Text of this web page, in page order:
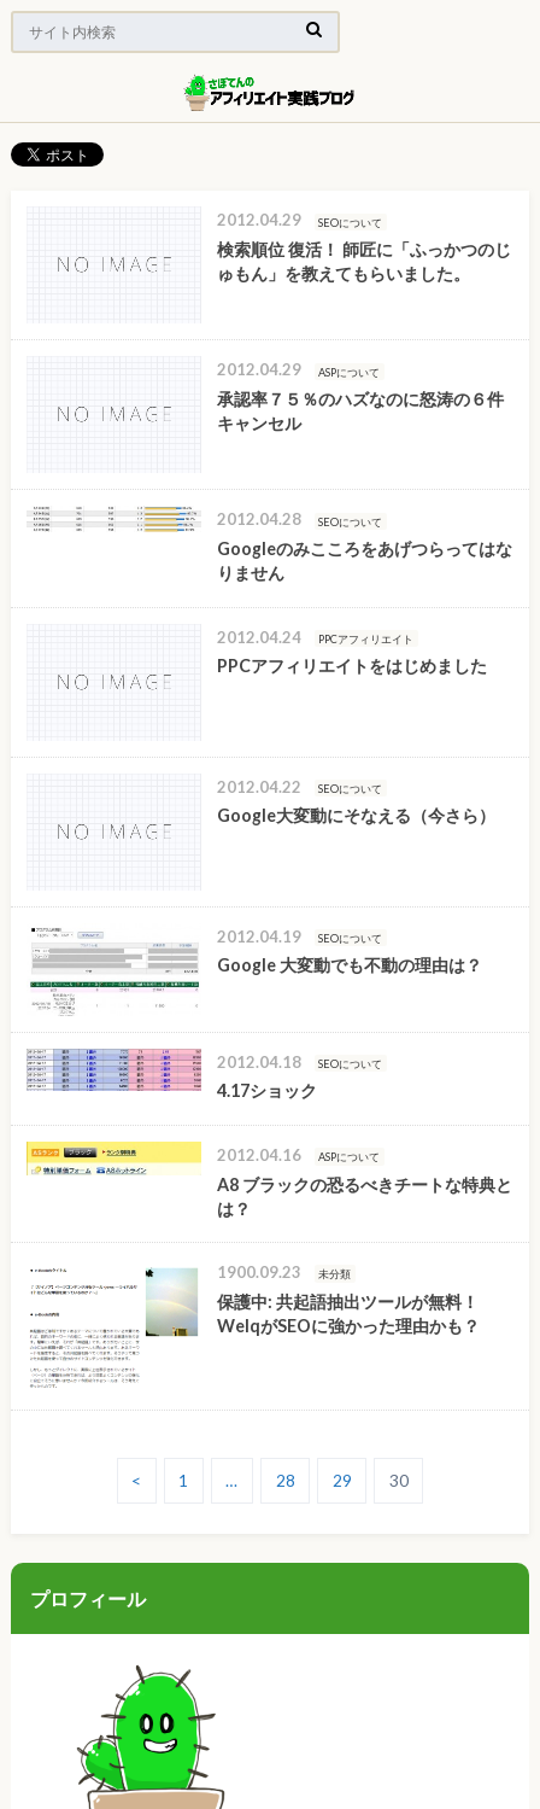
2012.04.29 SEOについて
検索順位 復活！ 師匠に「ふっかつのじ
ゅもん」を教えてもらいました。
2012.04.29 ASPについて
承認率７５％のハズなのに怒涛の６件
キャンセル
2012.04.28 SEOについて
Googleのみこころをあげつらってはな
りません
2012.04.24 PPCアフィリエイト
PPCアフィリエイトをはじめました
2012.04.22 SEOについて
Google大変動にそなえる（今さら）
2012.04.19 SEOについて
Google 大変動でも不動の理由は？
2012.04.18 SEOについて
4.17ショック
2012.04.16 ASPについて
A8 ブラックの恐るべきチートな特典と
は？
1900.09.23 未分類
保護中: 共起語抽出ツールが無料！
WelqがSEOに強かった理由かも？
< 1 … 28 29 30
プロフィール